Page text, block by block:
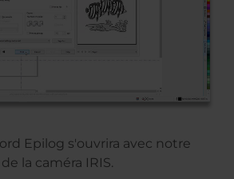
Epilog s'ouvrira avec notre
la caméra IRIS.